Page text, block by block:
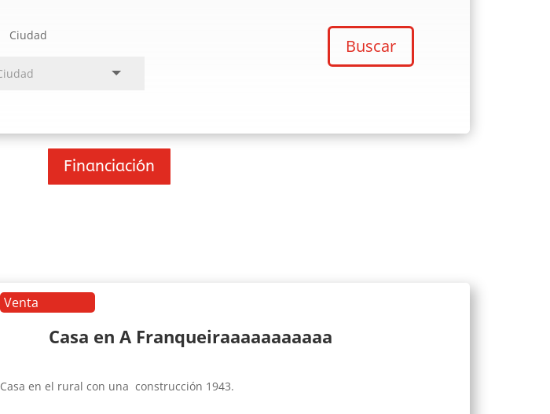
Ciudad
Buscar
Financiación
Venta
Casa en A Franqueiraaaaaaaaaaa
Casa en el rural con una construcción 1943.